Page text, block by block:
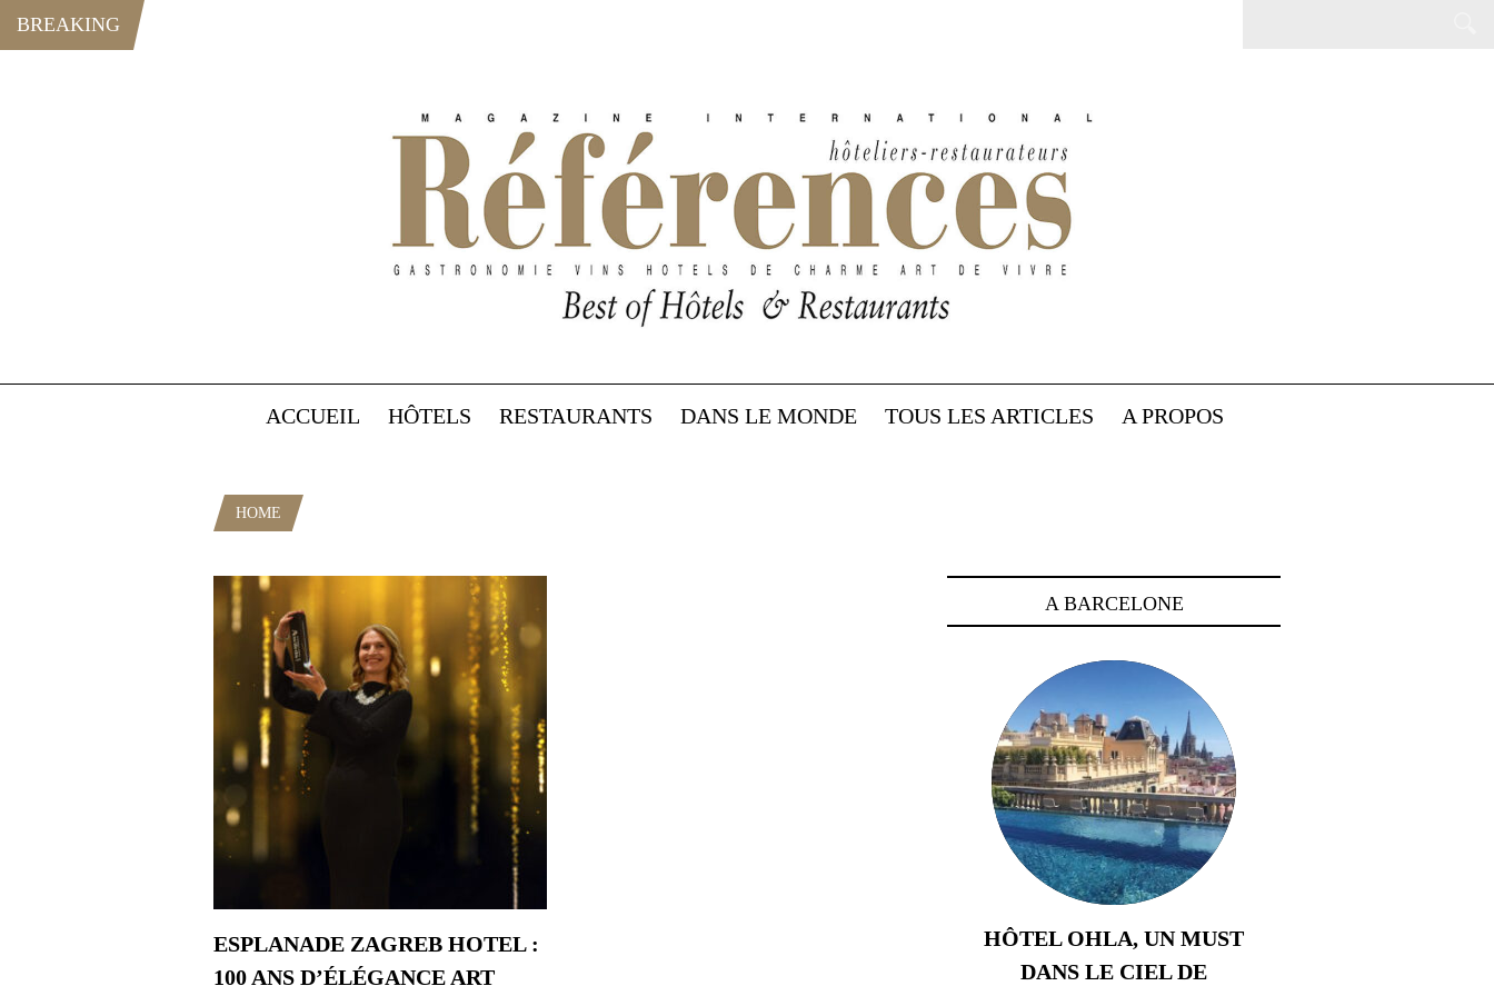
BREAKING
ACCUEIL HÔTELS RESTAURANTS DANS LE MONDE TOUS LES ARTICLES A PROPOS
HOME
ESPLANADE ZAGREB HOTEL :
100 ANS D’ÉLÉGANCE ART
A BARCELONE
HÔTEL OHLA, UN MUST
DANS LE CIEL DE